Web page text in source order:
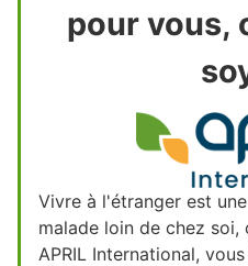
pour vous,
Vivre à l'étranger est
malade loin de chez soi,
APRIL International,